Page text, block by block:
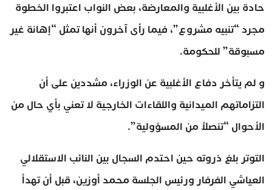
حادة بين الأغلبية والمعارضة، بعض النواب اعتبروا الخطوة
مجرد “تنبيه مشروع”، فيما رأى آخرون أنها تمثل “إهانة غير
مسبوقة” للحكومة.
و لم يتأخر دفاع الأغلبية عن الوزراء، مشددين على أن
التزاماتهم الميدانية واللقاءات الخارجية لا تعني بأي حال من
الأحوال “تنصلاً من المسؤولية”.
التوتر بلغ ذروته حين احتدم السجال بين النائب الاستقلالي
العياشي الفرفار ورئيس الجلسة محمد أوزين، قبل أن تهدأ